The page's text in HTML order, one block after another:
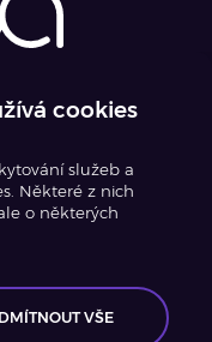
s.r.o.
cookies
služeb a
Některé z nich
o některých
VŠE